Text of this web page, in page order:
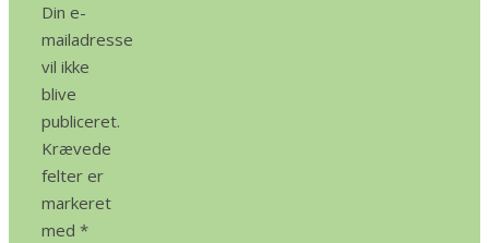
Din e-
mailadresse
vil ikke
blive
publiceret.
Krævede
felter er
markeret
med *